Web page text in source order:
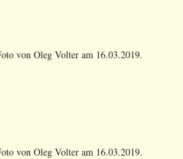
von Oleg Volter am 16.03.2019.
von Oleg Volter am 16.03.2019.